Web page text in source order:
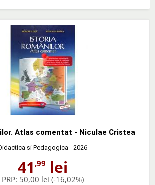
Atlas comentat - Niculae Cristea
si Pedagogica - 2026
41 ,99 lei
PRP: 50,00 lei (-16,02%)